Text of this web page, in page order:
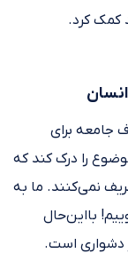
کمک کرد.
انسان
جامعه برای
را درک کند که
نمی‌کنند. ما به
بااین‌حال
دشواری است.